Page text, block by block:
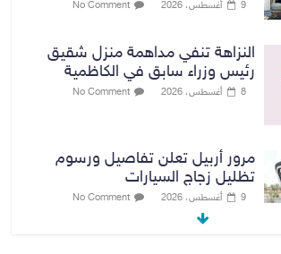
9 أغسطس، 2026 No Comment
النزاهة تنفي مداهمة منزل شقيق
رئيس وزراء سابق في الكاظمية
8 أغسطس، 2026 No Comment
مرور أربيل تعلن تفاصيل ورسوم
تظليل زجاج السيارات
9 أغسطس، 2026 No Comment